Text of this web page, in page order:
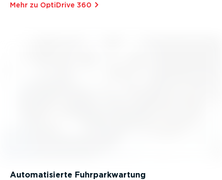
Mehr zu OptiDrive 360⁠
Automa­ti­sierte Fuhrpark­wartung